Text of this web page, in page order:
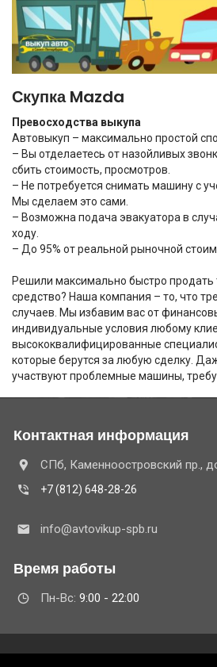
Скупка Mazda
Превосходства выкупа
Автовыкуп – максимально простой
– Вы отделаетесь от назойливых
сбить стоимость, просмотров.
– Не потребуется снимать машину с
Мы сделаем это сами.
– Возможна подача эвакуатора в
ходу.
– До 95% от реальной рыночной
Решили максимально быстро продать
средство? Наша компания – то, что
случаев. Мы избавим вас от
индивидуальные условия любому
высококвалифицированные
которые берутся за любую сделку.
участвуют проблемные машины,
Контактная информация
СПб, Каменноостровский пр.,
+7 (812) 648-28-26
info@avtovikup-spb.ru
Время работы
Пн-Вс: 9:00 - 22:00